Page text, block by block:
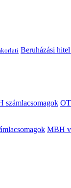
Beruházási
számlacsomagok
MBH